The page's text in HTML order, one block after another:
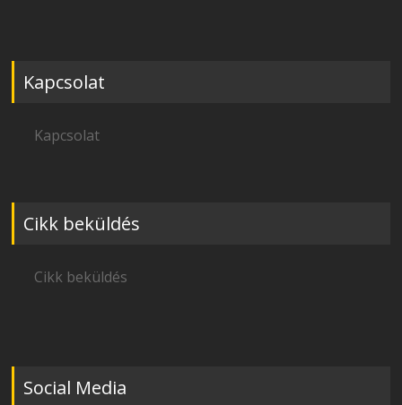
Kapcsolat
Kapcsolat
Cikk beküldés
Cikk beküldés
Social Media